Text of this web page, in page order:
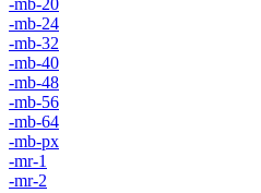
-mb-24
-mb-32
-mb-40
-mb-48
-mb-56
-mb-64
-mb-px
-mr-1
-mr-2